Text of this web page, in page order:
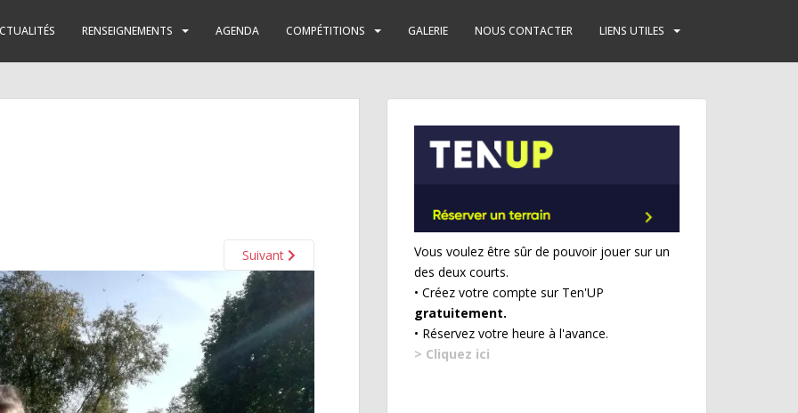
RENSEIGNEMENTS AGENDA COMPÉTITIONS GALERIE NOUS CONTACTER LIENS UTILES
Suivant
Vous voulez être sûr de pouvoir jouer sur un
des deux courts.
• Créez votre compte sur Ten'UP
gratuitement.
• Réservez votre heure à l'avance.
> Cliquez ici